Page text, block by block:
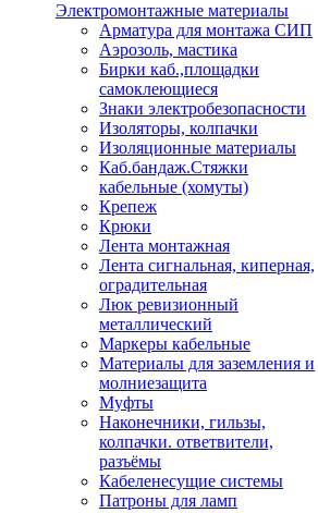
Электромонтажные материалы
Арматура для монтажа СИП
Аэрозоль, мастика
Бирки каб.,площадки
самоклеющиеся
Знаки электробезопасности
Изоляторы, колпачки
Изоляционные материалы
Каб.бандаж.Стяжки
кабельные (хомуты)
Крепеж
Крюки
Лента монтажная
Лента сигнальная, киперная,
оградительная
Люк ревизионный
металлический
Маркеры кабельные
Материалы для заземления и
молниезащита
Муфты
Наконечники, гильзы,
колпачки. ответвители,
разъёмы
Кабеленесущие системы
Патроны для ламп